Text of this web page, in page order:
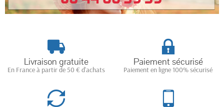
Livraison gratuite
En France à partir de 50 € d'achats
Paiement sécurisé
Paiement en ligne 100% sécurisé